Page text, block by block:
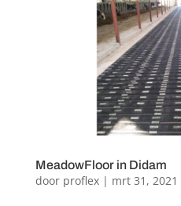
MeadowFloor in Didam
door proflex| mrt 31, 2021